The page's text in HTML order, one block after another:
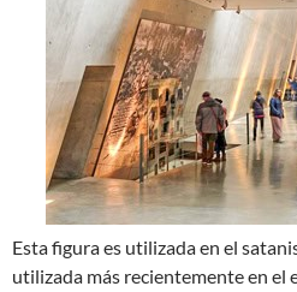
Esta figura es utilizada en el
utilizada más recientemente en el